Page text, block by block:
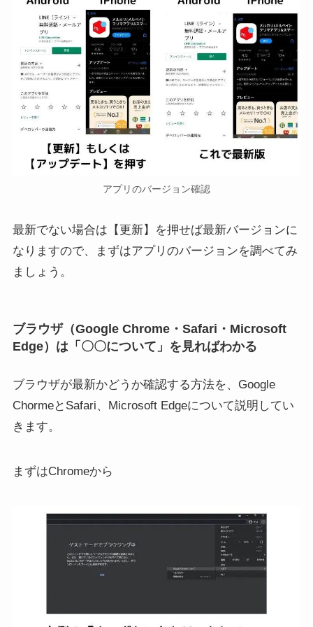
アプリのバージョン確認
最新でない場合は【更新】を押せば最新バージョンに
なりますので、まずはアプリのバージョンを調べてみ
ましょう。
ブラウザ（Google Chrome・Safari・Microsoft
Edge）は「〇〇について」を見ればわかる
ブラウザが最新かどうか確認する方法を、Google
ChormeとSafari、Microsoft Edgeについて説明してい
きます。
まずはChromeから